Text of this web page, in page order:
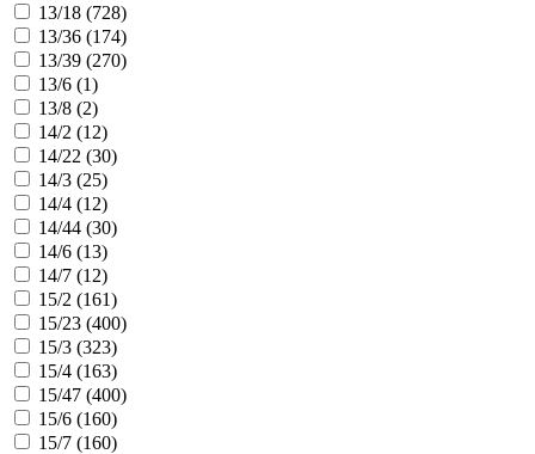
13/18 (728)
13/36 (174)
13/39 (270)
13/6 (1)
13/8 (2)
14/2 (12)
14/22 (30)
14/3 (25)
14/4 (12)
14/44 (30)
14/6 (13)
14/7 (12)
15/2 (161)
15/23 (400)
15/3 (323)
15/4 (163)
15/47 (400)
15/6 (160)
15/7 (160)